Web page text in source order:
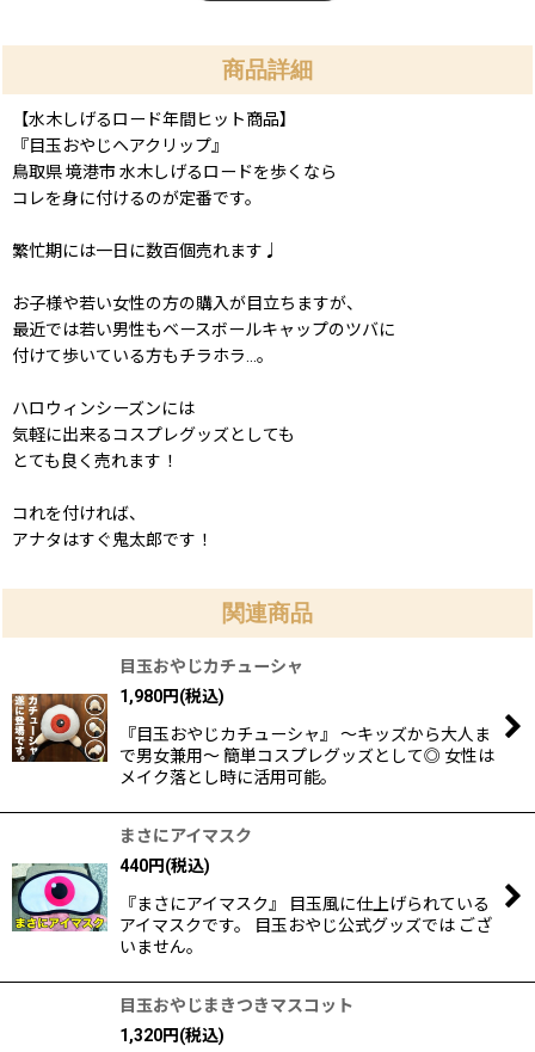
商品詳細
【水木しげるロード年間ヒット商品】
『目玉おやじヘアクリップ』
鳥取県 境港市 水木しげるロードを歩くなら
コレを身に付けるのが定番です。
繁忙期には一日に数百個売れます♩
お子様や若い女性の方の購入が目立ちますが、
最近では若い男性もベースボールキャップのツバに
付けて歩いている方もチラホラ...。
ハロウィンシーズンには
気軽に出来るコスプレグッズとしても
とても良く売れます！
コれを付ければ、
アナタはすぐ鬼太郎です！
関連商品
目玉おやじカチューシャ
1,980円(税込)
『目玉おやじカチューシャ』 〜キッズから大人ま
で男女兼用〜 簡単コスプレグッズとして◎ 女性は
メイク落とし時に活用可能。
まさにアイマスク
440円(税込)
『まさにアイマスク』 目玉風に仕上げられている
アイマスクです。 目玉おやじ公式グッズでは ござ
いません。
目玉おやじまきつきマスコット
1,320円(税込)